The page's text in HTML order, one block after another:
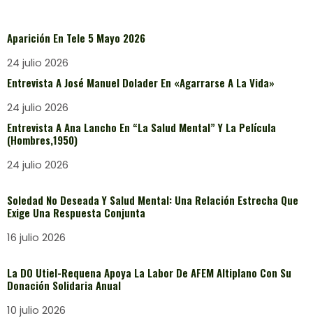
Aparición En Tele 5 Mayo 2026
24 julio 2026
Entrevista A José Manuel Dolader En «Agarrarse A La Vida»
24 julio 2026
Entrevista A Ana Lancho En “La Salud Mental” Y La Película
(Hombres,1950)
24 julio 2026
Soledad No Deseada Y Salud Mental: Una Relación Estrecha Que
Exige Una Respuesta Conjunta
16 julio 2026
La DO Utiel-Requena Apoya La Labor De AFEM Altiplano Con Su
Donación Solidaria Anual
10 julio 2026